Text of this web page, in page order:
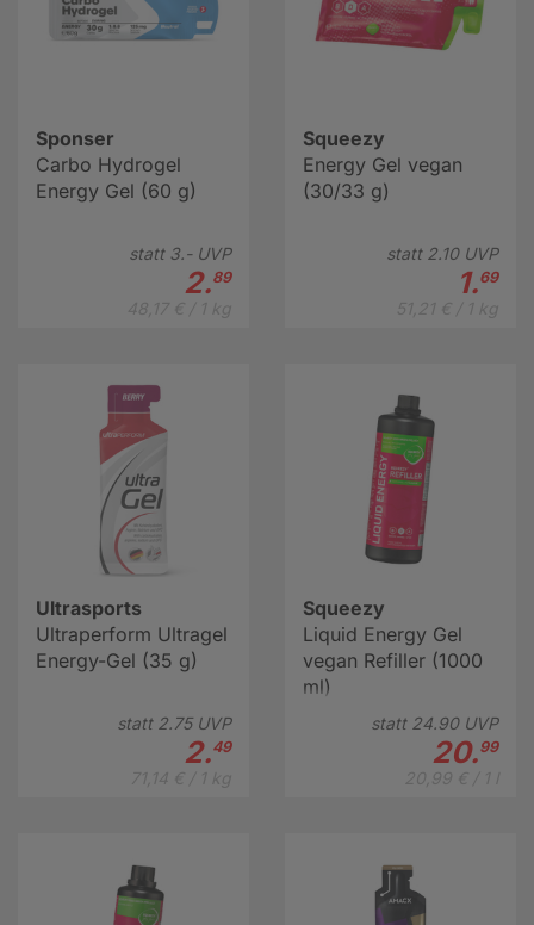
Sponser
Carbo Hydrogel
Energy Gel (60 g)
statt 3.-UVP
2.89
Squeezy
Energy Gel vegan
(30/33 g)
statt 2.10UVP
1.69
Ultrasports
Ultraperform Ultragel
Energy-Gel (35 g)
statt 2.75UVP
2.49
Squeezy
Liquid Energy Gel
vegan Refiller (1000
ml)
statt 24.90UVP
20.99